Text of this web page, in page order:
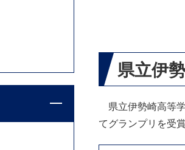
県立伊
県立伊勢崎高等
てグランプリを受